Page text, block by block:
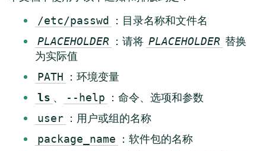
/etc/passwd ：目录名称和文件名
PLACEHOLDER ：请将 PLACEHOLDER 替换
为实际值
PATH ：环境变量
ls 、 --help ：命令、选项和参数
user ：用户或组的名称
package_name ：软件包的名称